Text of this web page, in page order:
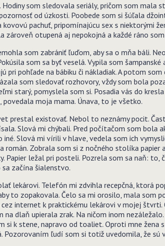
som sledovala seriály, pričom som
od úzkosti. Poobede som si šúľala
pachuť, pripomínajúcu sex s niektorými
zároveň otupená aj nepokojná a každé ráno
som zabrániť ľuďom, aby sa o mňa báli.
som sa byť veselá. Vypila som
pri pohľade na bábiku či nákladiak. A potom
som sledovať rozhovory, vždy som bola
starý, pomyslela som si. Posadia vás do
moja mama. Únava, to je všetko.
prestal existovať. Nebol to neznámy pocit.
Slová mi chýbali. Pred počítačom som
Slová mi vírili v hlave, vedela som ich
Zobrala som si z nočného stolíka papier
Papier ležal pri posteli. Pozrela som sa naň:
začína šialenstvo.
lekárovi. Telefón mi zdvihla recepčná, ktorá
to zopakovala. Čelo sa mi orosilo, mala som
internet k praktickému lekárovi v mojej
na dlaň upierala zrak. Na ničom inom
si k stene, napravo od toaliet. Oproti mne
Pozorovaním ľudí som si totiž uvedomila, že sú